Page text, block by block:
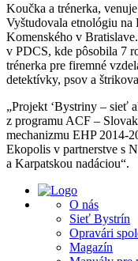
Koučka a trénerka,
Vyštudovala etnológiu
Komenského v
v PDCS, kde pôsobila 7
trénerka pre firemné
detektívky, psov a
„Projekt ‘Bystriny – sieť
z programu ACF –
mechanizmu EHP 2014-
Ekopolis v partnerstve s
a Karpatskou nadáciou“.
O nás
Sieť Bystrín
Opravári
Magazín